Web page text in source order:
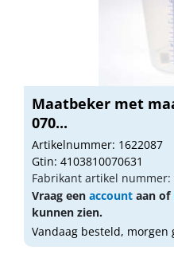
Maatbeker met
070...
Artikelnummer: 1622087
Gtin: 4103810070631
Fabrikant artikel nummer:
Vraag een account aan of
kunnen zien.
Vandaag besteld, morgen